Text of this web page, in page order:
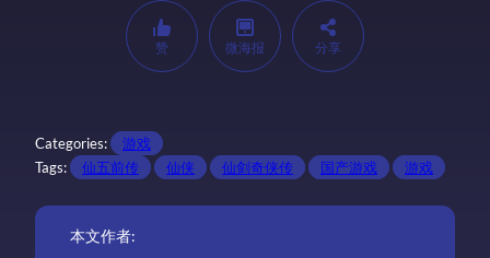
赞 微海报 分享
Categories:
游戏
Tags:
仙五前传 仙侠 仙剑奇侠传 国产游戏 游戏
本文作者: